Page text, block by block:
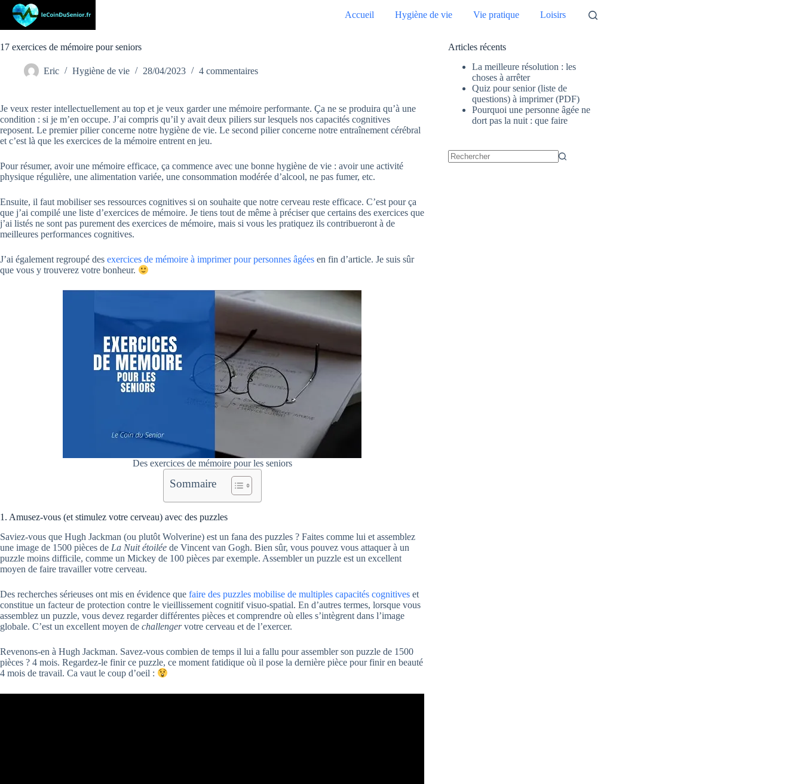
Passer
contenu
Accueil Hygiène de vie Vie pratique Loisirs
17 exercices de mémoire pour seniors
Eric Hygiène de vie 28/04/2023 4 commentaires
Je veux rester intellectuellement au top et je veux garder une mémoire performante. Ça ne se produira qu’à une
condition : si je m’en occupe. J’ai compris qu’il y avait deux piliers sur lesquels nos capacités cognitives
reposent. Le premier pilier concerne notre hygiène de vie. Le second pilier concerne notre entraînement cérébral
et c’est là que les exercices de la mémoire entrent en jeu.
Pour résumer, avoir une mémoire efficace, ça commence avec une bonne hygiène de vie : avoir une activité
physique régulière, une alimentation variée, une consommation modérée d’alcool, ne pas fumer, etc.
Ensuite, il faut mobiliser ses ressources cognitives si on souhaite que notre cerveau reste efficace. C’est pour ça
que j’ai compilé une liste d’exercices de mémoire. Je tiens tout de même à préciser que certains des exercices que
j’ai listés ne sont pas purement des exercices de mémoire, mais si vous les pratiquez ils contribueront à de
meilleures performances cognitives.
J’ai également regroupé des exercices de mémoire à imprimer pour personnes âgées en fin d’article. Je suis sûr
que vous y trouverez votre bonheur.
Des exercices de mémoire pour les seniors
Sommaire
1. Amusez-vous (et stimulez votre cerveau) avec des puzzles
Saviez-vous que Hugh Jackman (ou plutôt Wolverine) est un fana des puzzles ? Faites comme lui et assemblez
une image de 1500 pièces de La Nuit étoilée de Vincent van Gogh. Bien sûr, vous pouvez vous attaquer à un
puzzle moins difficile, comme un Mickey de 100 pièces par exemple. Assembler un puzzle est un excellent
moyen de faire travailler votre cerveau.
Des recherches sérieuses ont mis en évidence que faire des puzzles mobilise de multiples capacités cognitives et
constitue un facteur de protection contre le vieillissement cognitif visuo-spatial. En d’autres termes, lorsque vous
assemblez un puzzle, vous devez regarder différentes pièces et comprendre où elles s’intègrent dans l’image
globale. C’est un excellent moyen de challengervotre cerveau et de l’exercer.
Revenons-en à Hugh Jackman. Savez-vous combien de temps il lui a fallu pour assembler son puzzle de 1500
pièces ? 4 mois. Regardez-le finir ce puzzle, ce moment fatidique où il pose la dernière pièce pour finir en beauté
4 mois de travail. Ca vaut le coup d’oeil :
Articles récents
La meilleure résolution : les
choses à arrêter
Quiz pour senior (liste de
questions) à imprimer (PDF)
Pourquoi une personne âgée ne
dort pas la nuit : que faire